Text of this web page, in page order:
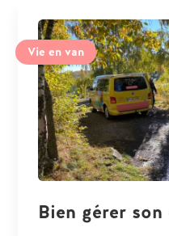
Bien gérer son
Vie en van